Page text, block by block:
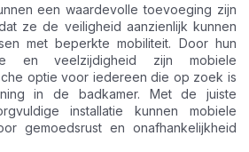
een waardevolle toevoeging zijn
ze de veiligheid aanzienlijk kunnen
met beperkte mobiliteit. Door hun
en veelzijdigheid zijn mobiele
optie voor iedereen die op zoek is
in de badkamer. Met de juiste
installatie kunnen mobiele
gemoedsrust en onafhankelijkheid